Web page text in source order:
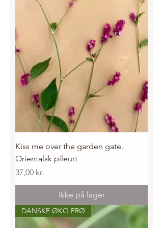
Kiss me over the garden gate.
Orientalsk pileurt
Pris
37,00 kr.
Ikke på lager
DANSKE ØKO FRØ